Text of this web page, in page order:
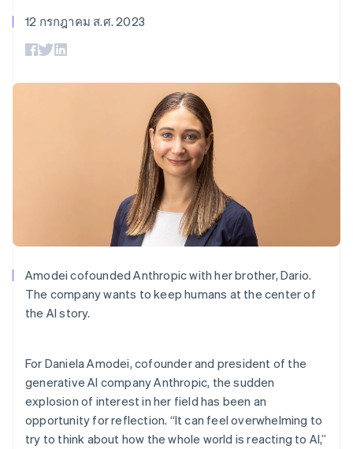
ยอมรับการ
ชำระเงิน
Link
การชำระเงินที่
ระบบ
รายงานที่
ออกแบบเอง
Data
Pipeline
การซิงค์
ข้อมูล
Product roadmap
Radar
การป้องกันการฉ้อโกง
Atlas
Climate
การขจัดคาร์บอน
แวดวงครีเอเตอร์
การบริการ การเดินทาง
และสันทนาการ
ประกันภัย
สื่อและความบันเทิง
องค์กรไม่แสวงผลกำไร
บริการเฉพาะทาง
ภาครัฐ
ธุรกิจค้าปลีก
ระบบนิเวศ
จัดเตรียมและจัดการ
แหล่งข้อมูล
การเชื่อมต่อการทำงาน
ตัวอย่างโค้ด
บล็อกของนักพัฒนา
สถานะ API
เซสชัน
การติดต่อ
ติดต่อฝ่ายขาย
สมัครเป็นพาร์ทเนอร์
12 กรกฎาคม ส.ศ. 2023
Amodei cofounded Anthropic with her brother, Dario.
The company wants to keep humans at the center of
the AI story.
For Daniela Amodei, cofounder and president of the
generative AI company Anthropic, the sudden
explosion of interest in her field has been an
opportunity for reflection. “It can feel overwhelming to
try to think about how the whole world is reacting to AI,”